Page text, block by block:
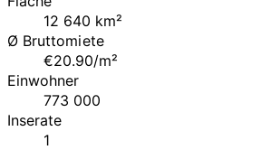
12 640 km²
Ø Bruttomiete
€20.90/m²
Einwohner
773 000
Inserate
1